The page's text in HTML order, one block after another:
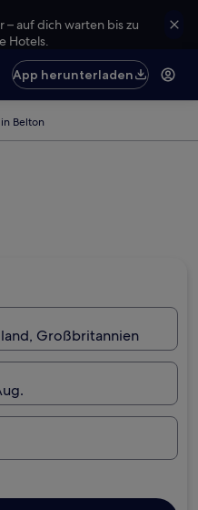
– auf dich warten bis zu
Hotels.
App herunterladen
Belton
Großbritannien